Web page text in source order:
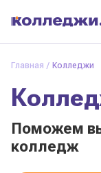
Главная Колледжи
Поможем
колледж